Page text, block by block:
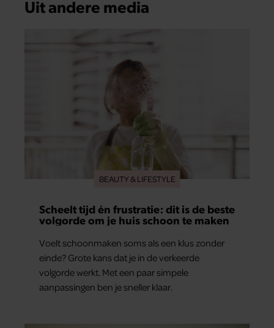
Uit andere media
BEAUTY & LIFESTYLE
Scheelt tijd én frustratie: dit is de beste
volgorde om je huis schoon te maken
Voelt schoonmaken soms als een klus zonder
einde? Grote kans dat je in de verkeerde
volgorde werkt. Met een paar simpele
aanpassingen ben je sneller klaar.